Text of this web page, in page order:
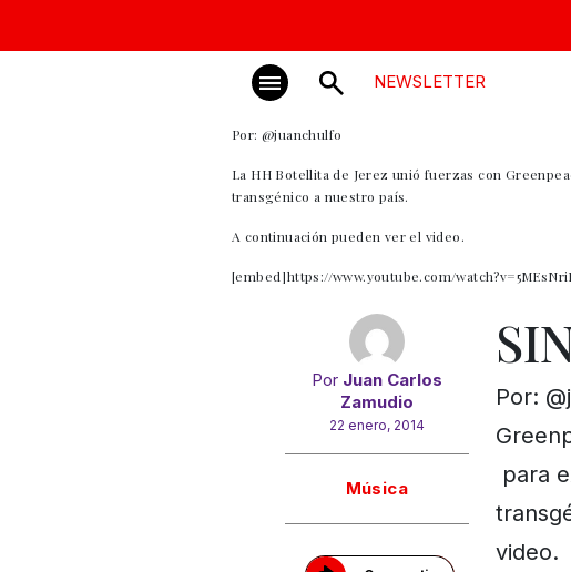
NEWSLETTER
Por: @juanchulfo
La HH Botellita de Jerez unió fuerzas con
transgénico a nuestro país.
A continuación pueden ver el video.
[embed]https://www.youtube.com/
Por Juan Carlos
Zamudio
22 enero, 2014
Música
Por:
para
video.